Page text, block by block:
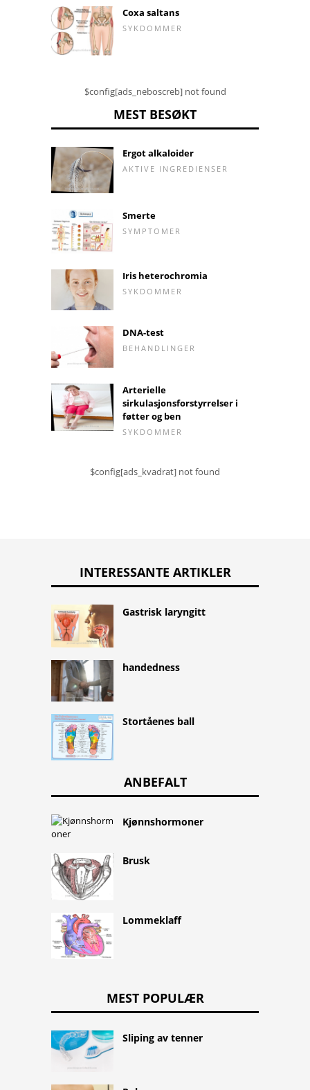
Coxa saltans
SYKDOMMER
$config[ads_neboscreb] not found
MEST BESØKT
Ergot alkaloider
AKTIVE INGREDIENSER
Smerte
SYMPTOMER
Iris heterochromia
SYKDOMMER
DNA-test
BEHANDLINGER
Arterielle
sirkulasjonsforstyrrelser i
føtter og ben
SYKDOMMER
$config[ads_kvadrat] not found
INTERESSANTE ARTIKLER
Gastrisk laryngitt
handedness
Stortåenes ball
ANBEFALT
Kjønnshormoner
Brusk
Lommeklaff
MEST POPULÆR
Sliping av tenner